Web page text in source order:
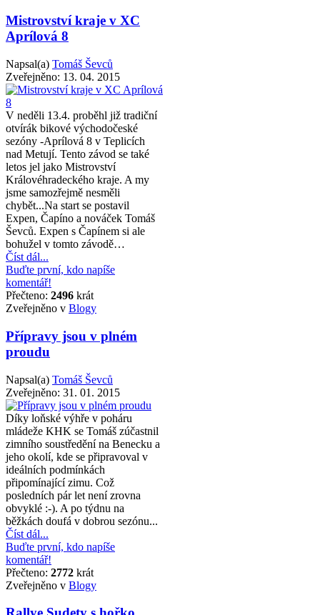
Mistrovství kraje v XC
Aprílová 8
Napsal(a) Tomáš Ševců
Zveřejněno: 13. 04. 2015
V neděli 13.4. proběhl již tradiční
otvírák bikové východočeské
sezóny -Aprílová 8 v Teplicích
nad Metují. Tento závod se také
letos jel jako Mistrovství
Královéhradeckého kraje. A my
jsme samozřejmě nesměli
chybět...Na start se postavil
Expen, Čapíno a nováček Tomáš
Ševců. Expen s Čapínem si ale
bohužel v tomto závodě…
Číst dál...
Buďte první, kdo napíše
komentář!
Přečteno: 2496 krát
Zveřejněno v Blogy
Přípravy jsou v plném
proudu
Napsal(a) Tomáš Ševců
Zveřejněno: 31. 01. 2015
Díky loňské výhře v poháru
mládeže KHK se Tomáš zúčastnil
zimního soustředění na Benecku a
jeho okolí, kde se připravoval v
ideálních podmínkách
připomínající zimu. Což
posledních pár let není zrovna
obvyklé :-). A po týdnu na
běžkách doufá v dobrou sezónu...
Číst dál...
Buďte první, kdo napíše
komentář!
Přečteno: 2772 krát
Zveřejněno v Blogy